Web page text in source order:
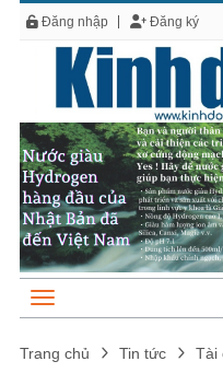
Đăng nhập Đăng ký
Trang chủ Tin tức Tài